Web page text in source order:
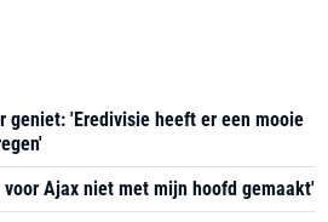
geniet: 'Eredivisie heeft er een mooie
voor Ajax niet met mijn hoofd gemaakt'